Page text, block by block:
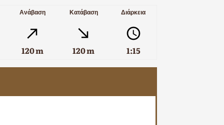
Ανάβαση
120 m
Κατάβαση
120 m
Διάρκεια
1:15